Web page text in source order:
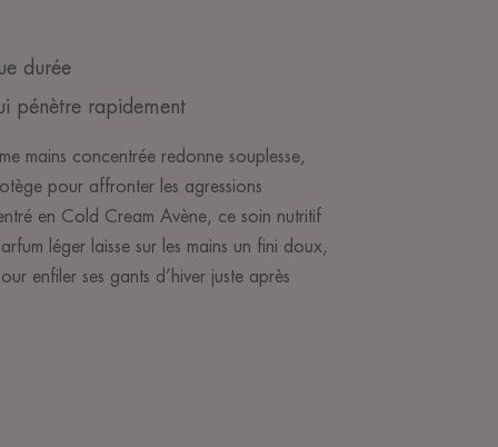
durée
pénètre rapidement
mains concentrée redonne souplesse,
pour affronter les agressions
en Cold Cream Avène, ce soin nutritif
léger laisse sur les mains un fini doux,
enfiler ses gants d’hiver juste après